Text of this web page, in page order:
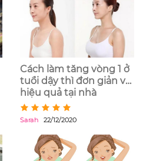
Cách làm tăng vòng 1 ở
tuổi dậy thì đơn giản và
hiệu quả tại nhà
Sarah 22/12/2020